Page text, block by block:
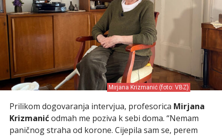
Mirjana Krizmanić (foto: VBZ)
Prilikom dogovaranja intervjua, profesorica Mirjana
Krizmanićodmah me poziva k sebi doma. “Nemam
paničnog straha od korone. Cijepila sam se, perem